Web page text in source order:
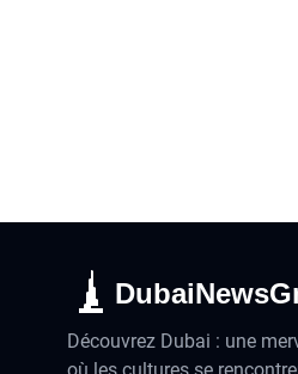
Découvrez Dubai : une